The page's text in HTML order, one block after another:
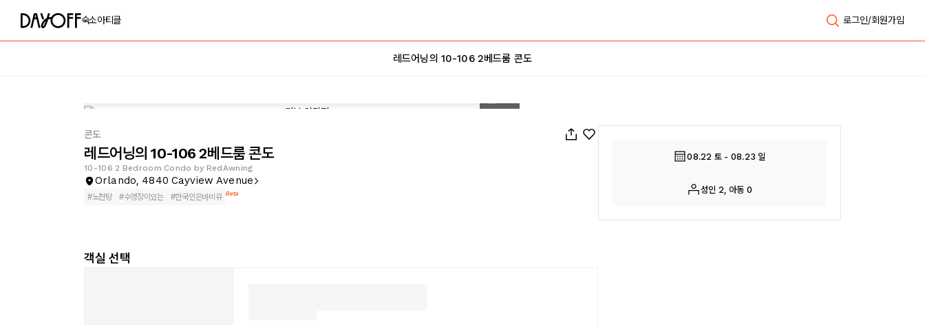
숙소아티클 로그인/회원가입
레드어닝의 10-106 2베드룸 콘도
콘도
레드어닝의 10-106 2베드룸 콘도
10-106 2 Bedroom Condo by RedAwning
Orlando, 4840 Cayview Avenue
#노천탕 #수영장이있는 #한국인은바비큐 Beta
객실 선택
08.22 토 - 08.23 일
성인 2, 아동 0